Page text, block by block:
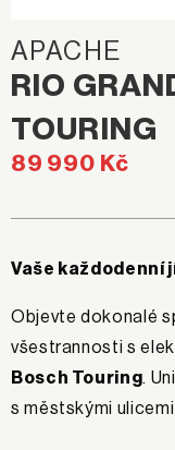
APACHE
RIO
TOURING
89 990 Kč
Vaše každodenní
Objevte dokonalé
všestrannosti s
Bosch Touring.
s městskými